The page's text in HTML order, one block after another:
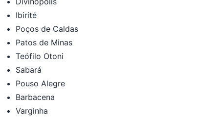
Ibirité
Poços de Caldas
Patos de Minas
Teófilo Otoni
Sabará
Pouso Alegre
Barbacena
Varginha